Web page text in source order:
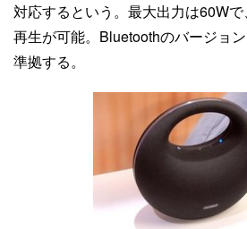
対応するという。最大出力は60W
再生が可能。Bluetoothのバージョ
準拠する。